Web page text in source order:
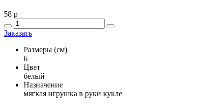
58 p
Заказать
Размеры (см)
6
Цвет
белый
Назначение
мягкая игрушка в руки кукле